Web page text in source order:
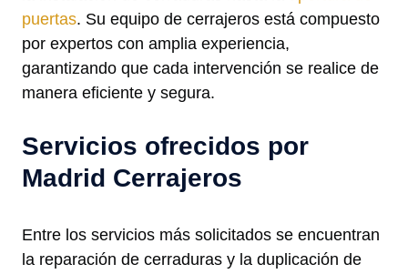
puertas. Su equipo de cerrajeros está compuesto
por expertos con amplia experiencia,
garantizando que cada intervención se realice de
manera eficiente y segura.
Servicios ofrecidos por
Madrid Cerrajeros
Entre los servicios más solicitados se encuentran
la reparación de cerraduras y la duplicación de